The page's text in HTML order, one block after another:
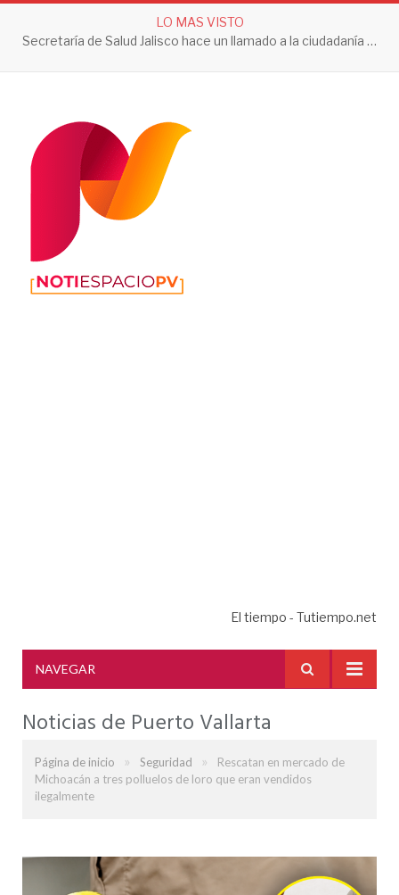
LO MAS VISTO
Secretaría de Salud Jalisco hace un llamado a la ciudadanía a tomar acciones contra el dengue en esta temporada de lluvias
El tiempo - Tutiempo.net
NAVEGAR
Noticias de Puerto Vallarta
Página de inicio » Seguridad »
Rescatan en mercado de
Michoacán a tres polluelos de loro que eran vendidos
ilegalmente